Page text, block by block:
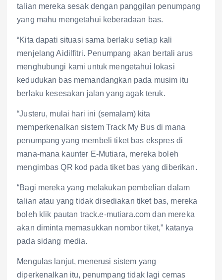
talian mereka sesak dengan panggilan penumpang
yang mahu mengetahui keberadaan bas.
“Kita dapati situasi sama berlaku setiap kali
menjelang Aidilfitri. Penumpang akan bertali arus
menghubungi kami untuk mengetahui lokasi
kedudukan bas memandangkan pada musim itu
berlaku kesesakan jalan yang agak teruk.
“Justeru, mulai hari ini (semalam) kita
memperkenalkan sistem Track My Bus di mana
penumpang yang membeli tiket bas ekspres di
mana-mana kaunter E-Mutiara, mereka boleh
mengimbas QR kod pada tiket bas yang diberikan.
“Bagi mereka yang melakukan pembelian dalam
talian atau yang tidak disediakan tiket bas, mereka
boleh klik pautan track.e-mutiara.com dan mereka
akan diminta memasukkan nombor tiket,” katanya
pada sidang media.
Mengulas lanjut, menerusi sistem yang
diperkenalkan itu, penumpang tidak lagi cemas